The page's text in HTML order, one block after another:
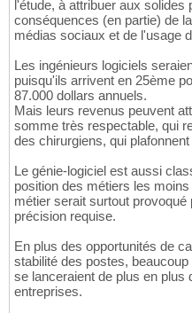
l'étude, à attribuer aux
conséquences (en partie) de
médias sociaux et de l'usage
Les ingénieurs logiciels
puisqu'ils arrivent en 25ème
87.000 dollars annuels.
Mais leurs revenus peuvent
somme très respectable, qui
des chirurgiens, qui
Le génie-logiciel est aussi
position des métiers les
métier serait surtout
précision requise.
En plus des opportunités de
stabilité des postes,
se lanceraient de plus en plus
entreprises.